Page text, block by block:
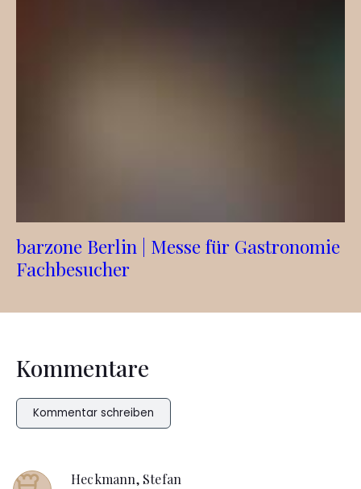
barzone Berlin | Messe für Gastronomie
Fachbesucher
Kommentare
Kommentar schreiben
Heckmann, Stefan